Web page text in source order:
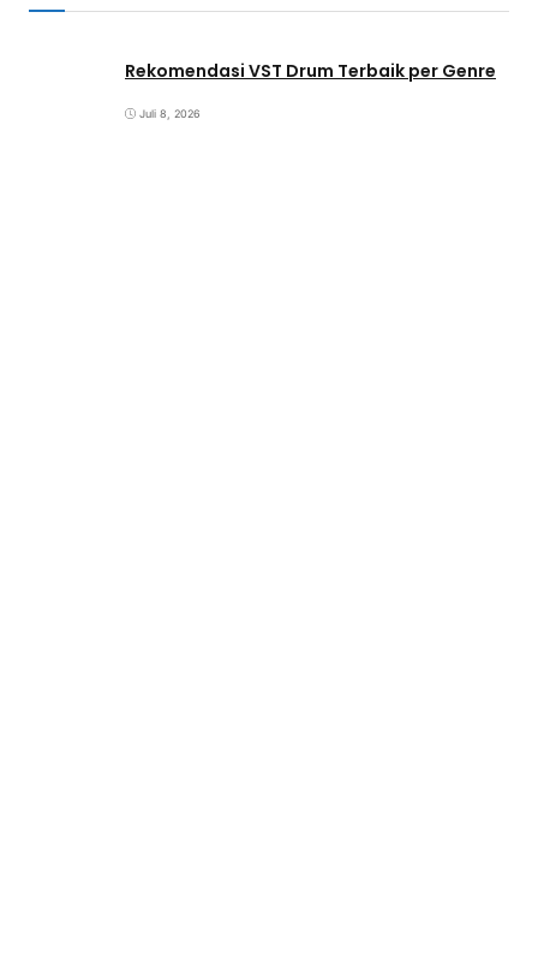
Rekomendasi VST Drum Terbaik per Genre
Juli 8, 2026